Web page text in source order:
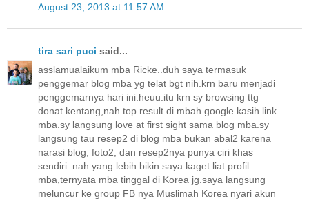
August 23, 2013 at 11:57 AM
tira sari puci said...
asslamualaikum mba Ricke..duh saya termasuk
penggemar blog mba yg telat bgt nih.krn baru menjadi
penggemarnya hari ini.heuu.itu krn sy browsing ttg
donat kentang,nah top result di mbah google kasih link
mba.sy langsung love at first sight sama blog mba.sy
langsung tau resep2 di blog mba bukan abal2 karena
narasi blog, foto2, dan resep2nya punya ciri khas
sendiri. nah yang lebih bikin saya kaget liat profil
mba,ternyata mba tinggal di Korea jg.saya langsung
meluncur ke group FB nya Muslimah Korea nyari akun